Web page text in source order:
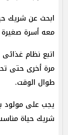
ابحث عن شريك
معه أسرة صغيرة
اتبع نظام
مرة أخرى حتى
طوال الوقت.
يجب على مولود
شريك حياة